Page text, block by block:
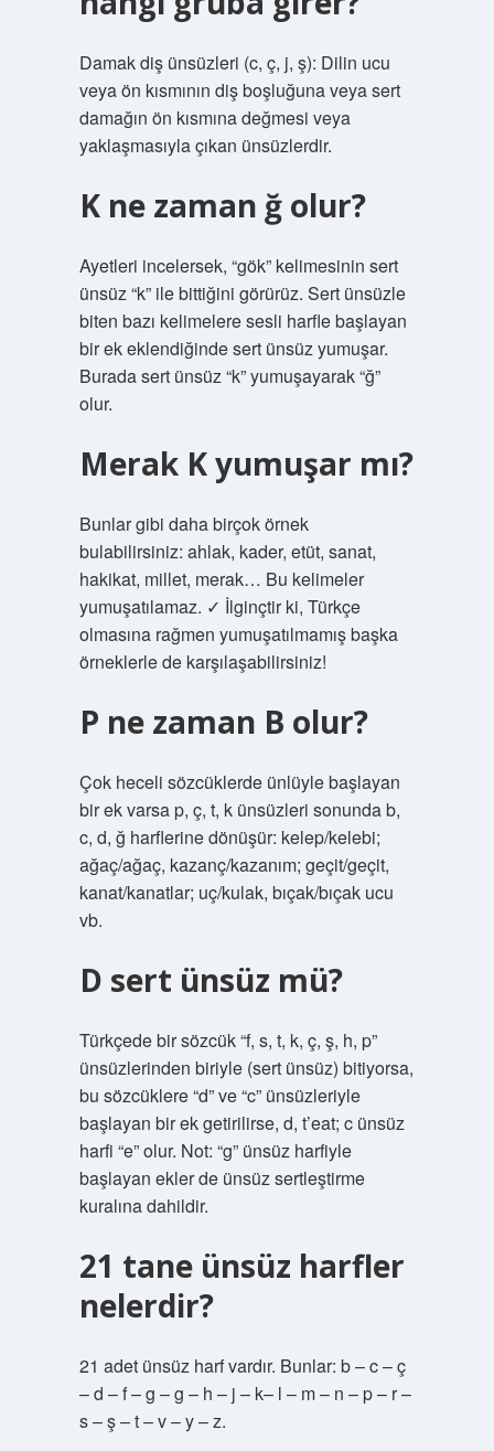
Damak diş ünsüzleri (c, ç, j, ş): Dilin ucu
veya ön kısmının diş boşluğuna veya sert
damağın ön kısmına değmesi veya
yaklaşmasıyla çıkan ünsüzlerdir.
K ne zaman ğ olur?
Ayetleri incelersek, “gök” kelimesinin sert
ünsüz “k” ile bittiğini görürüz. Sert ünsüzle
biten bazı kelimelere sesli harfle başlayan
bir ek eklendiğinde sert ünsüz yumuşar.
Burada sert ünsüz “k” yumuşayarak “ğ”
olur.
Merak K yumuşar mı?
Bunlar gibi daha birçok örnek
bulabilirsiniz: ahlak, kader, etüt, sanat,
hakikat, millet, merak… Bu kelimeler
yumuşatılamaz. ✓ İlginçtir ki, Türkçe
olmasına rağmen yumuşatılmamış başka
örneklerle de karşılaşabilirsiniz!
P ne zaman B olur?
Çok heceli sözcüklerde ünlüyle başlayan
bir ek varsa p, ç, t, k ünsüzleri sonunda b,
c, d, ğ harflerine dönüşür: kelep/kelebi;
ağaç/ağaç, kazanç/kazanım; geçit/geçit,
kanat/kanatlar; uç/kulak, bıçak/bıçak ucu
vb.
D sert ünsüz mü?
Türkçede bir sözcük “f, s, t, k, ç, ş, h, p”
ünsüzlerinden biriyle (sert ünsüz) bitiyorsa,
bu sözcüklere “d” ve “c” ünsüzleriyle
başlayan bir ek getirilirse, d, t’eat; c ünsüz
harfi “e” olur. Not: “g” ünsüz harfiyle
başlayan ekler de ünsüz sertleştirme
kuralına dahildir.
21 tane ünsüz harfler
nelerdir?
21 adet ünsüz harf vardır. Bunlar: b – c – ç
– d – f – g – g – h – j – k– l – m – n – p – r –
s – ş – t – v – y – z.